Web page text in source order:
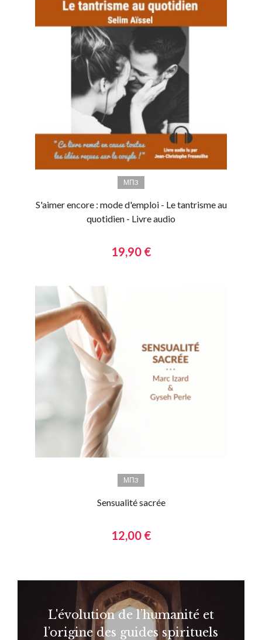
МП3
S'aimer encore : mode d'emploi - Le tantrisme au
quotidien - Livre audio
19,90 €
МП3
Sensualité sacrée
12,00 €
L'évolution de l’humanité et
l’origine des guides spirituels